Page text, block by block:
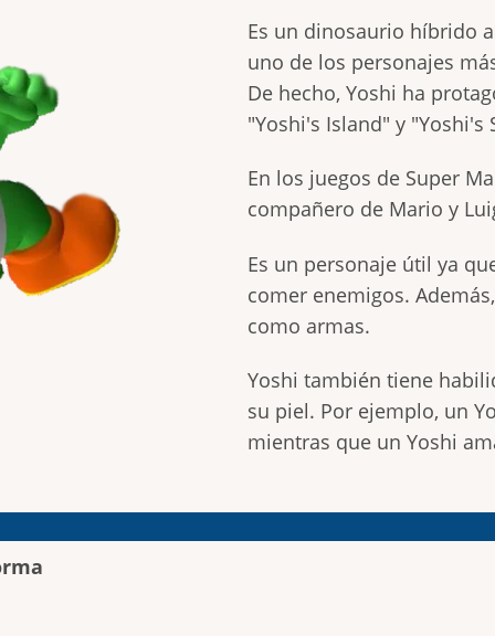
Es un dinosaurio híbrido
uno de los personajes
De hecho, Yoshi ha
"Yoshi's Island" y "Yoshi's
En los juegos de Super
compañero de Mario y
Es un personaje útil ya
comer enemigos.
como armas.
Yoshi también tiene
su piel. Por ejemplo, un
mientras que un Yoshi